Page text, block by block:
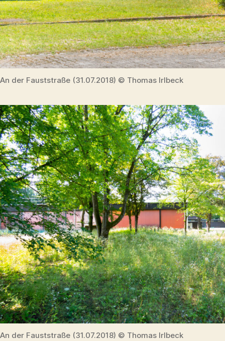
An der Fauststraße (31.07.2018) © Thomas Irlbeck
An der Fauststraße (31.07.2018) © Thomas Irlbeck